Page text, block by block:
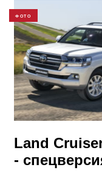
ФОТО
Land
-